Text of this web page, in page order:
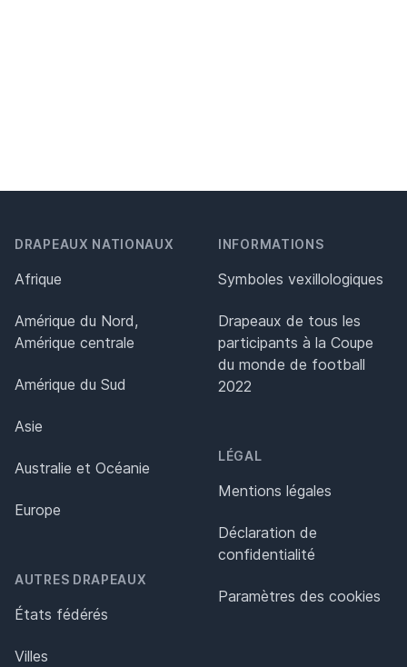
DRAPEAUX NATIONAUX
Afrique
Amérique du Nord,
Amérique centrale
Amérique du Sud
Asie
Australie et Océanie
Europe
AUTRES DRAPEAUX
États fédérés
Villes
INFORMATIONS
Symboles vexillologiques
Drapeaux de tous les
participants à la Coupe
du monde de football
2022
LÉGAL
Mentions légales
Déclaration de
confidentialité
Paramètres des cookies